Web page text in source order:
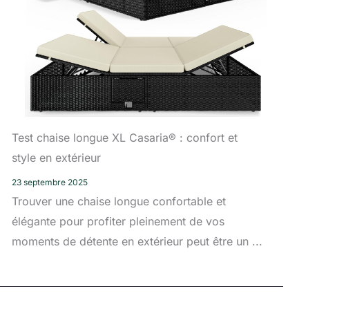
Test chaise longue XL Casaria® : confort et
style en extérieur
23 septembre 2025
Trouver une chaise longue confortable et
élégante pour profiter pleinement de vos
moments de détente en extérieur peut être un ...